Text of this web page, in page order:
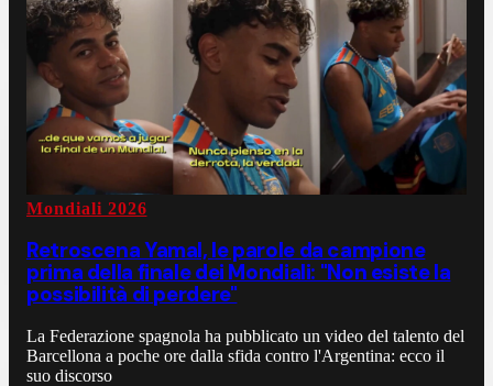
Mondiali 2026
Retroscena Yamal, le parole da campione
prima della finale dei Mondiali: "Non esiste la
possibilità di perdere"
La Federazione spagnola ha pubblicato un video del talento del
Barcellona a poche ore dalla sfida contro l'Argentina: ecco il
suo discorso